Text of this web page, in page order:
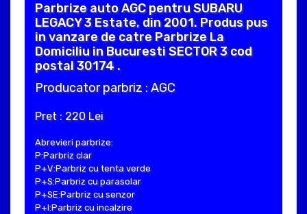
Parbrize auto AGC pentru SUBARU
LEGACY 3 Estate, din 2001. Produs pus
in vanzare de catre Parbrize La
Domiciliu in Bucuresti SECTOR 3 cod
postal 30174 .
Producator parbriz : AGC
Pret : 220 Lei
Abrevieri parbrize:
P:Parbriz clar
P+V:Parbriz cu tenta verde
P+S:Parbriz cu parasolar
P+SE:Parbriz cu senzor
P+I:Parbriz cu incalzire